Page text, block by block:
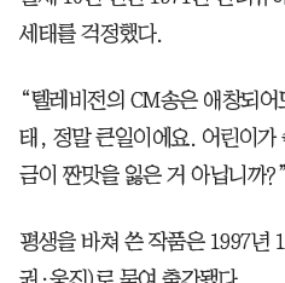
세태를 걱정했다.
“텔레비전의 CM송은 애창되어
태, 정말 큰일이에요. 어린이가
금이 짠맛을 잃은 거 아닙니까
평생을 바쳐 쓴 작품은 1997년